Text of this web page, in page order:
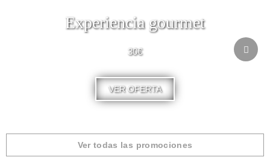
Experiencia gourmet
30€
VER OFERTA
Ver todas las promociones